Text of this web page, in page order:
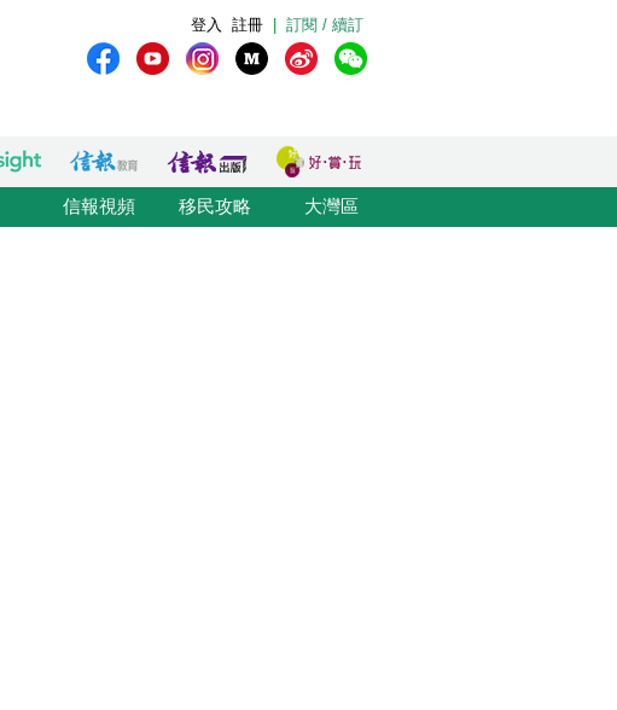
訂閱 / 續訂
註冊
登入
信報視頻 移民攻略 大灣區